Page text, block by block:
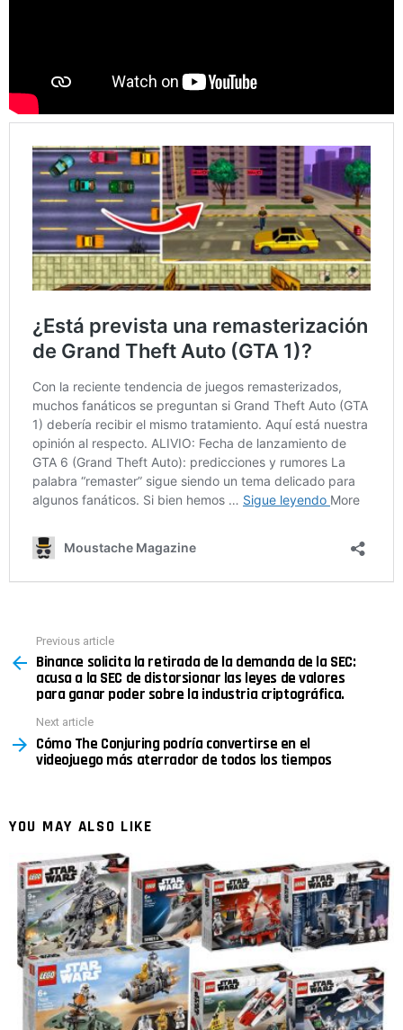
more
Previous article
Binance solicita la retirada de la demanda de la SEC:
acusa a la SEC de distorsionar las leyes de valores
para ganar poder sobre la industria criptográfica.
Next article
Cómo The Conjuring podría convertirse en el
videojuego más aterrador de todos los tiempos
YOU MAY ALSO LIKE